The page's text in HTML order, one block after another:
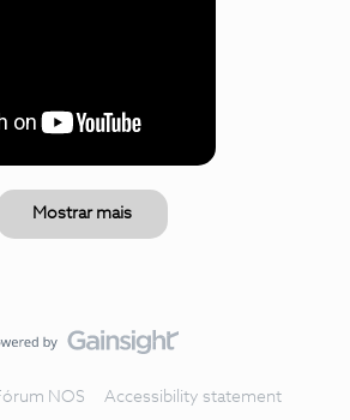
Mostrar mais
NOS Accessibility statement